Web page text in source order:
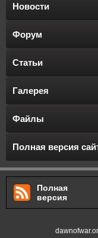
Новости
Форум
Статьи
Галерея
Файлы
Полная версия
Полная
версия